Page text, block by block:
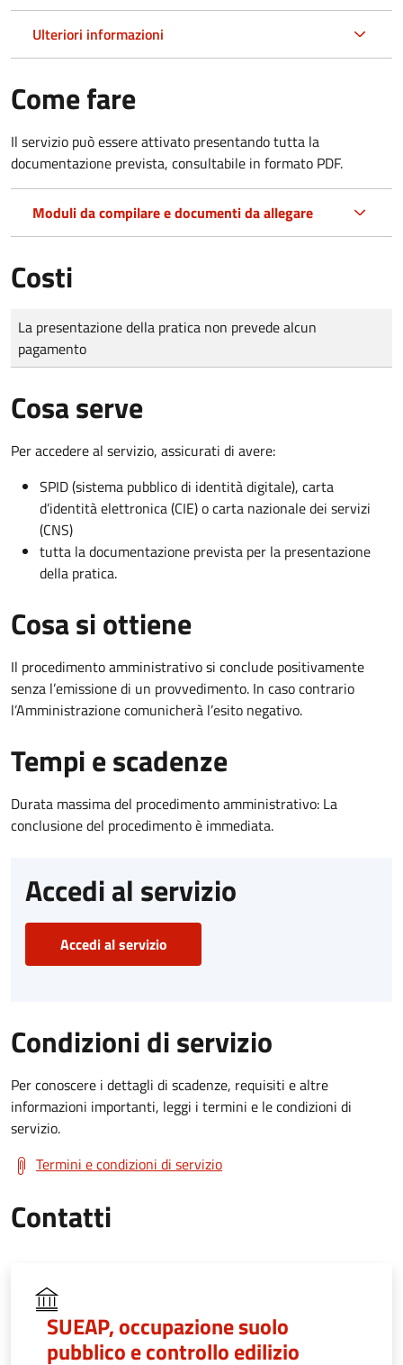
Ulteriori informazioni
Come fare
Il servizio può essere attivato presentando tutta la
documentazione prevista, consultabile in formato PDF.
Moduli da compilare e documenti da allegare
Costi
Tipo di pagamento
Importo
La presentazione della pratica non prevede alcun
pagamento
Cosa serve
Per accedere al servizio, assicurati di avere:
SPID (sistema pubblico di identità digitale), carta
d’identità elettronica (CIE) o carta nazionale dei servizi
(CNS)
tutta la documentazione prevista per la presentazione
della pratica.
Cosa si ottiene
Il procedimento amministrativo si conclude positivamente
senza l’emissione di un provvedimento. In caso contrario
l’Amministrazione comunicherà l’esito negativo.
Tempi e scadenze
Durata massima del procedimento amministrativo: La
conclusione del procedimento è immediata.
Accedi al servizio
Accedi al servizio
Condizioni di servizio
Per conoscere i dettagli di scadenze, requisiti e altre
informazioni importanti, leggi i termini e le condizioni di
servizio.
Termini e condizioni di servizio
Contatti
SUEAP, occupazione suolo
pubblico e controllo edilizio